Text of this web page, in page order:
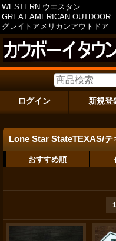
WESTERN ウエスタン
GREAT AMERICAN OUTDOOR
グレイトアメリカンアウトドア
ログイン 新規登
Lone Star StateTEXAS/テ
おすすめ順
1